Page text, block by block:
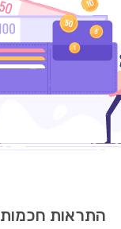
התראות חכמות